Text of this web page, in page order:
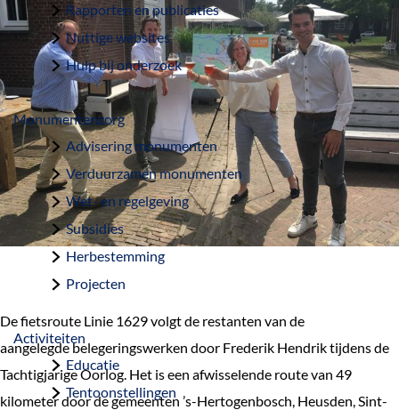
Rapporten en publicaties
Nuttige websites
Hulp bij onderzoek
Monumentenzorg
Advisering monumenten
Verduurzamen monumenten
Wet- en regelgeving
Subsidies
Herbestemming
Projecten
Activiteiten
Educatie
Tentoonstellingen
De fietsroute Linie 1629 volgt de restanten van de
aangelegde belegeringswerken door Frederik Hendrik tijdens de
Tachtigjarige Oorlog. Het is een afwisselende route van 49
kilometer door de gemeenten ’s-Hertogenbosch, Heusden, Sint-